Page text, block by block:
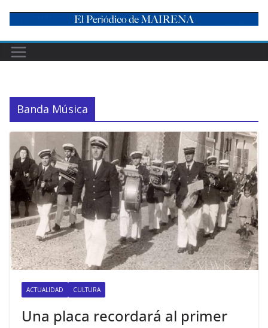
content
Banda Música
ACTUALIDAD CULTURA
Una placa recordará al primer